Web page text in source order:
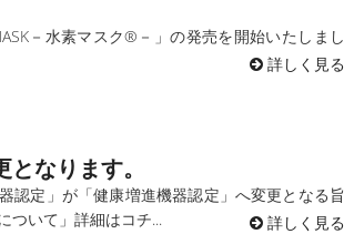
－水素マスク®－」の発売を開始いたしまし
詳しく見る
なります。
認定」が「健康増進機器認定」へ変更となる旨
ついて」詳細はコチ...
詳しく見る